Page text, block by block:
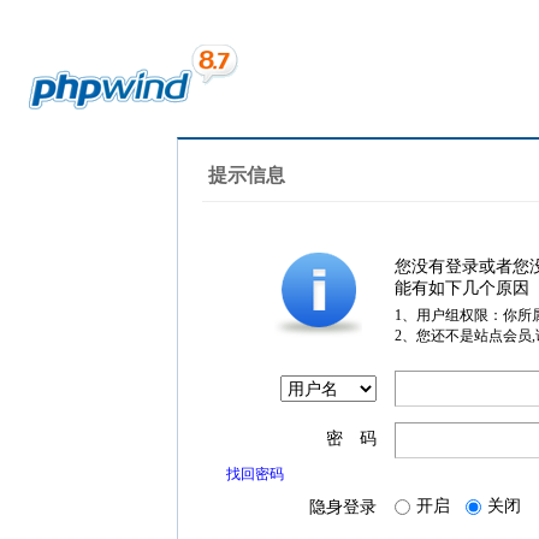
提示信息
您没有登录或者您
能有如下几个原因
1、用户组权限：你所
2、您还不是站点会员
密 码
找回密码
隐身登录 开启 关闭